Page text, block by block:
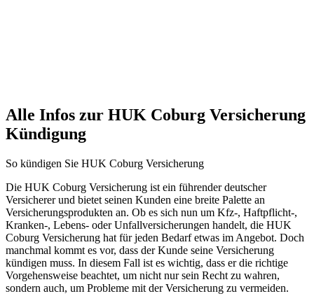
Alle Infos zur HUK Coburg Versicherung
Kündigung
So kündigen Sie HUK Coburg Versicherung
Die HUK Coburg Versicherung ist ein führender deutscher
Versicherer und bietet seinen Kunden eine breite Palette an
Versicherungsprodukten an. Ob es sich nun um Kfz-, Haftpflicht-,
Kranken-, Lebens- oder Unfallversicherungen handelt, die HUK
Coburg Versicherung hat für jeden Bedarf etwas im Angebot. Doch
manchmal kommt es vor, dass der Kunde seine Versicherung
kündigen muss. In diesem Fall ist es wichtig, dass er die richtige
Vorgehensweise beachtet, um nicht nur sein Recht zu wahren,
sondern auch, um Probleme mit der Versicherung zu vermeiden.